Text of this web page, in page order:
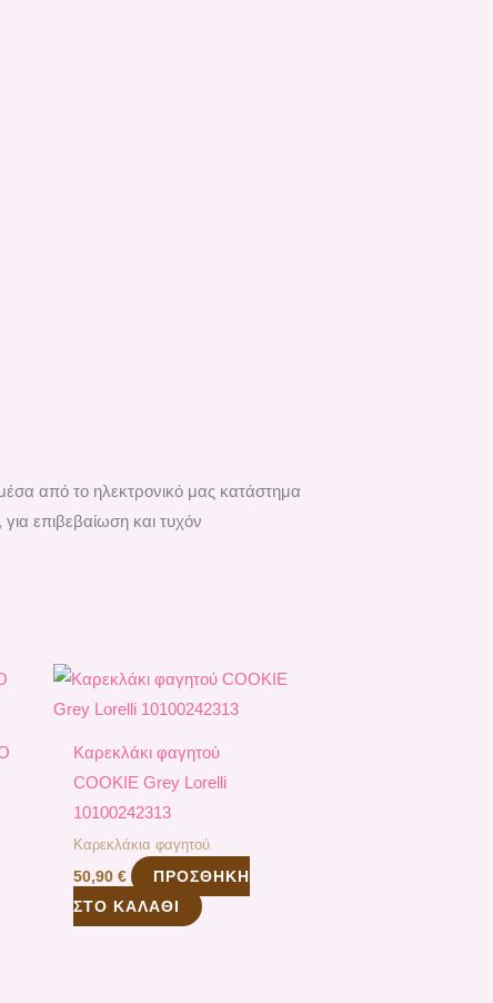
από το ηλεκτρονικό μας κατάστημα
επιβεβαίωση και τυχόν
Καρεκλάκι φαγητού
COOKIE Grey Lorelli
10100242313
Καρεκλάκια φαγητού
50,90€
ΠΡΟΣΘΉΚΗ
ΣΤΟ ΚΑΛΆΘΙ